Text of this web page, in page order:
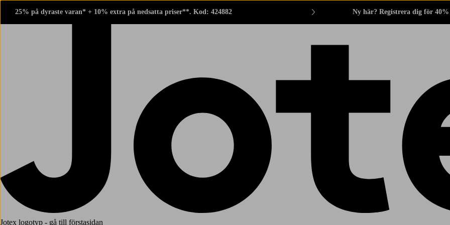
25% på dyraste varan* + 10% extra på nedsatta priser**. Kod: 424882 Ny här? Registrera dig för
Jotex logotyp - gå till förstasidan